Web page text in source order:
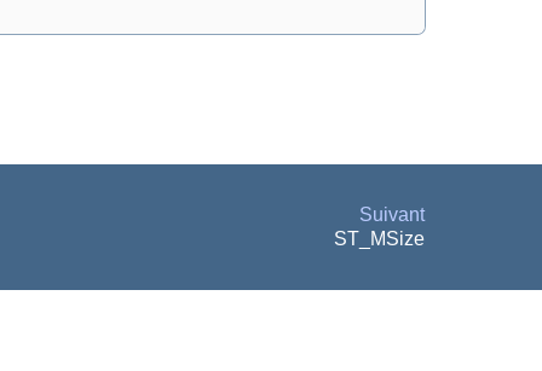
Suivant
ST_MSize